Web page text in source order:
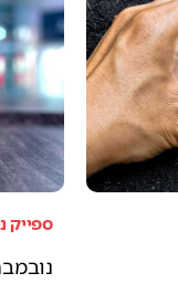
ספייק
נובמבר 9,